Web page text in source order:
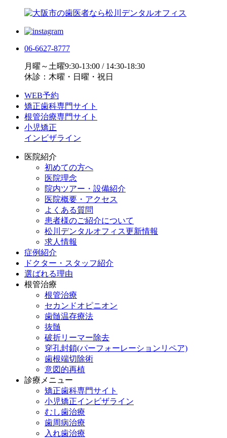
06-6627-8777
月曜～土曜9:30-13:00 / 14:30-18:30
休診：木曜・日曜・祝日
WEB予約
矯正歯科専門サイト
根管治療専門サイト
小児矯正
インビザライン
医院紹介
初めての方へ
医院理念
院内ツアー・設備紹介
医院概要・アクセス
よくある質問
患者様のご紹介について
松川デンタルオフィス更新情報
求人情報
症例紹介
ドクター・スタッフ紹介
選ばれる理由
根管治療
根管治療
セカンドオピニオン
歯髄温存療法
抜髄
破折リーマー除去
穿孔封鎖(パーフォーレーションリペア)
歯根端切除術
意図的再植
診療メニュー
矯正歯科専門サイト
小児矯正インビザライン
むし歯治療
歯周病治療
入れ歯治療